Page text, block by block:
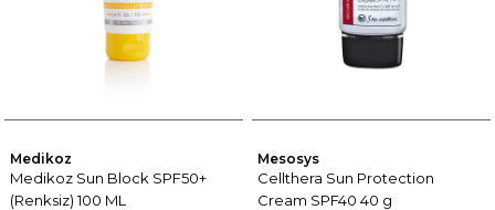
Medikoz
Medikoz Sun Block SPF50+
(Renksiz) 100 ML
Mesosys
Cellthera Sun Protection
Cream SPF40 40 g